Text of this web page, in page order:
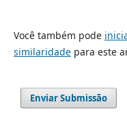
Você também pode
similaridadepara este
Enviar Submissão